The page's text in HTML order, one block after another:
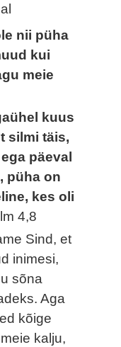
nii püha
kui
meie
kuus
silmi täis,
päeval
püha on
kes oli
4,8
Sind, et
inimesi,
sõna
Aga
kõige
kalju,